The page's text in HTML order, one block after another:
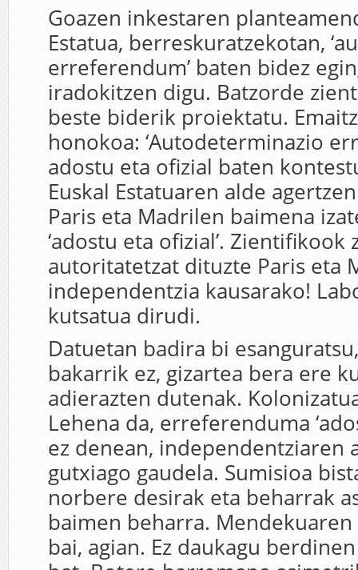
Goazen inkestaren
Estatua, berreskuratzekotan,
erreferendum’ baten bidez
iradokitzen digu. Batzorde
beste biderik proiektatu.
honokoa: ‘Autodeterminazio
adostu eta ofizial baten
Euskal Estatuaren alde
Paris eta Madrilen baimena
‘adostu eta ofizial’. Zientifikook
autoritatetzat dituzte Paris eta
independentzia kausarako!
kutsatua dirudi.
Datuetan badira bi
bakarrik ez, gizartea bera ere
adierazten dutenak.
Lehena da, erreferenduma
ez denean, independentziaren
gutxiago gaudela. Sumisioa
norbere desirak eta beharrak
baimen beharra.
bai, agian. Ez daukagu